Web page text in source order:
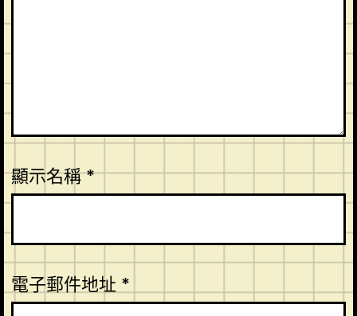
顯示名稱*
電子郵件地址 *